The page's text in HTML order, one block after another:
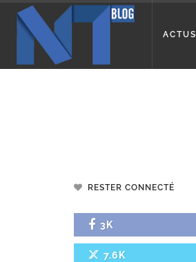
ACTUS
RESTER CONNECTÉ
3K
7.6K